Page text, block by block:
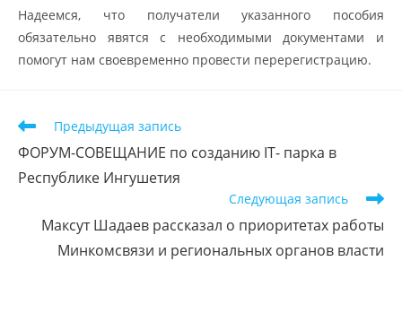
Надеемся, что получатели указанного пособия
обязательно явятся с необходимыми документами и
помогут нам своевременно провести перерегистрацию.
Предыдущая запись
ФОРУМ-СОВЕЩАНИЕ по созданию IT- парка в
Республике Ингушетия
Следующая запись
Максут Шадаев рассказал о приоритетах работы
Минкомсвязи и региональных органов власти